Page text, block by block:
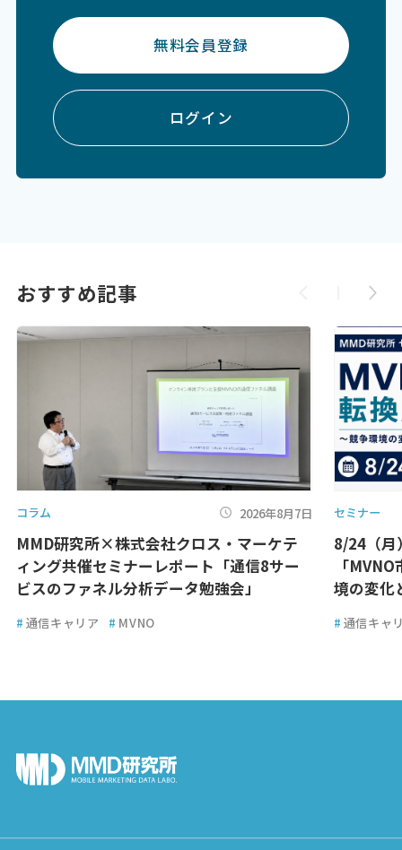
無料会員登録
ログイン
おすすめ記事
コラム 2026年8月7日
MMD研究所×株式会社クロス・マーケテ
ィング共催セミナーレポート「通信8サー
ビスのファネル分析データ勉強会」
# 通信キャリア # MVNO
セミナー
8/24（月
「
境の変化
# 通信キャ